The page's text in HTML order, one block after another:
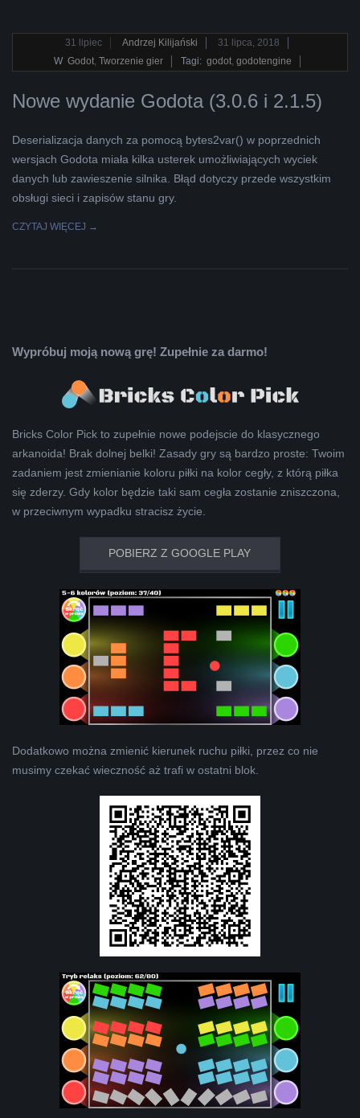
31 lipiec Andrzej Kilijański
31 lipca, 2018
W Godot, Tworzenie gier Tagi: godot, godotengine
Nowe wydanie Godota (3.0.6 i 2.1.5)
Deserializacja danych za pomocą bytes2var() w poprzednich
wersjach Godota miała kilka usterek umożliwiających wyciek
danych lub zawieszenie silnika. Błąd dotyczy przede wszystkim
obsługi sieci i zapisów stanu gry.
CZYTAJ WIĘCEJ →
Wypróbuj moją nową grę! Zupełnie za darmo!
Bricks Color Pick to zupełnie nowe podejscie do klasycznego
arkanoida! Brak dolnej belki! Zasady gry są bardzo proste: Twoim
zadaniem jest zmienianie koloru piłki na kolor cegły, z którą piłka
się zderzy. Gdy kolor będzie taki sam cegła zostanie zniszczona,
w przeciwnym wypadku stracisz życie.
POBIERZ Z GOOGLE PLAY
Dodatkowo można zmienić kierunek ruchu piłki, przez co nie
musimy czekać wieczność aż trafi w ostatni blok.